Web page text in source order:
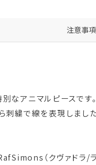
注意事
なアニマルピースです。
繍で線を表現しました
（クヴァドラ/ラ